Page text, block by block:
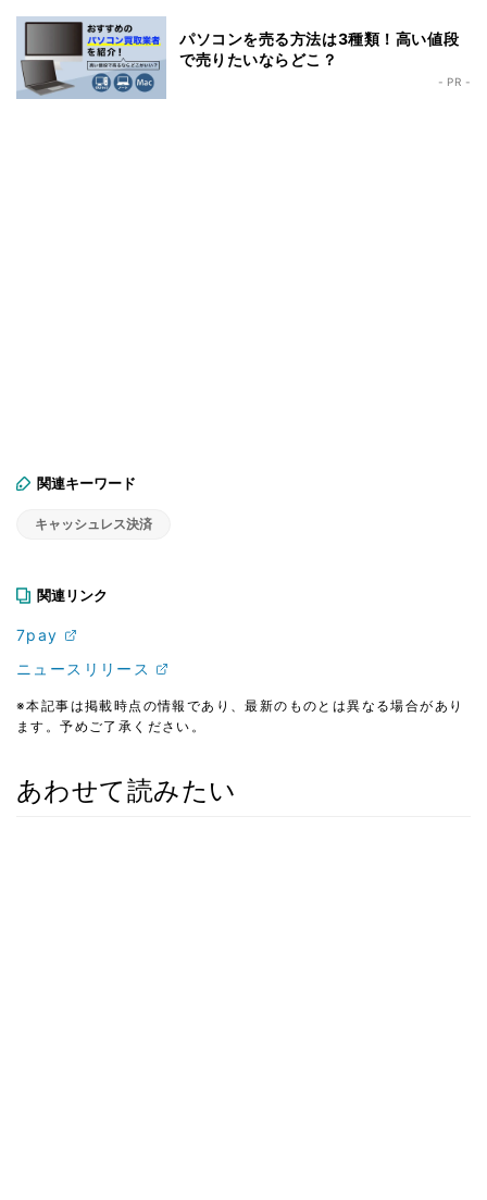
パソコンを売る方法は3種類！高い値段
で売りたいならどこ？
- PR -
関連キーワード
キャッシュレス決済
関連リンク
7pay
ニュースリリース
※本記事は掲載時点の情報であり、最新のものとは異なる場合があり
ます。予めご了承ください。
あわせて読みたい